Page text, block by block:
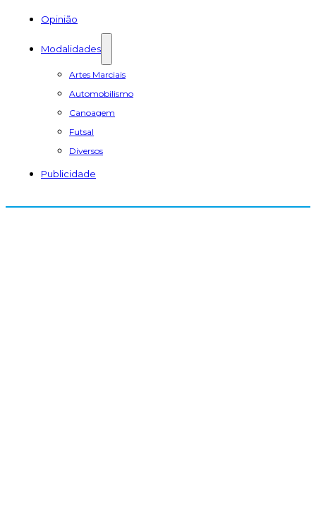
Opinião
Modalidades
Artes Marciais
Automobilismo
Canoagem
Futsal
Diversos
Publicidade